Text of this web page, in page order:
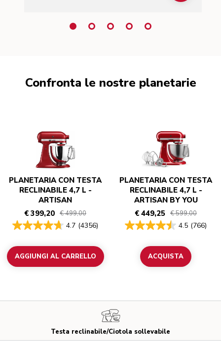
Confronta le nostre planetarie
PLANETARIA CON TESTA
RECLINABILE 4,7 L -
ARTISAN
€ 399,20 € 499,00
4.7 (4356)
AGGIUNGI AL CARRELLO
PLANETARIA CON TESTA
RECLINABILE 4,7 L -
ARTISAN BY YOU
€ 449,25 € 599,00
4.5 (766)
ACQUISTA
Testa reclinabile/Ciotola sollevabile